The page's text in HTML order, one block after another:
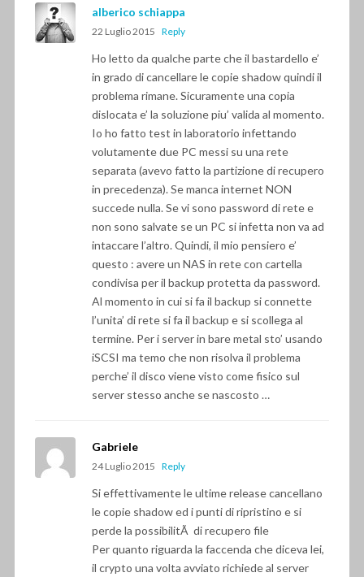
alberico schiappa
22 Luglio 2015 Reply
Ho letto da qualche parte che il bastardello e’
in grado di cancellare le copie shadow quindi il
problema rimane. Sicuramente una copia
dislocata e’ la soluzione piu’ valida al momento.
Io ho fatto test in laboratorio infettando
volutamente due PC messi su una rete
separata (avevo fatto la partizione di recupero
in precedenza). Se manca internet NON
succede nulla. Se vi sono password di rete e
non sono salvate se un PC si infetta non va ad
intaccare l’altro. Quindi, il mio pensiero e’
questo : avere un NAS in rete con cartella
condivisa per il backup protetta da password.
Al momento in cui si fa il backup si connette
l’unita’ di rete si fa il backup e si scollega al
termine. Per i server in bare metal sto’ usando
iSCSI ma temo che non risolva il problema
perche’ il disco viene visto come fisico sul
server stesso anche se nascosto …
Gabriele
24 Luglio 2015 Reply
Si effettivamente le ultime release cancellano
le copie shadow ed i punti di ripristino e si
perde la possibilitÃ di recupero file
Per quanto riguarda la faccenda che diceva lei,
il crypto una volta avviato richiede al server